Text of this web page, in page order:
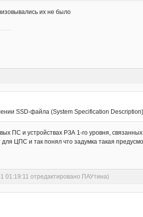
их не было
SSD-файла (System Specification Description).
ПС и устройствах РЗА 1-го уровня,
ЦПС и так понял что задумка такая
01:19:11 отредактировано ПАУтина)